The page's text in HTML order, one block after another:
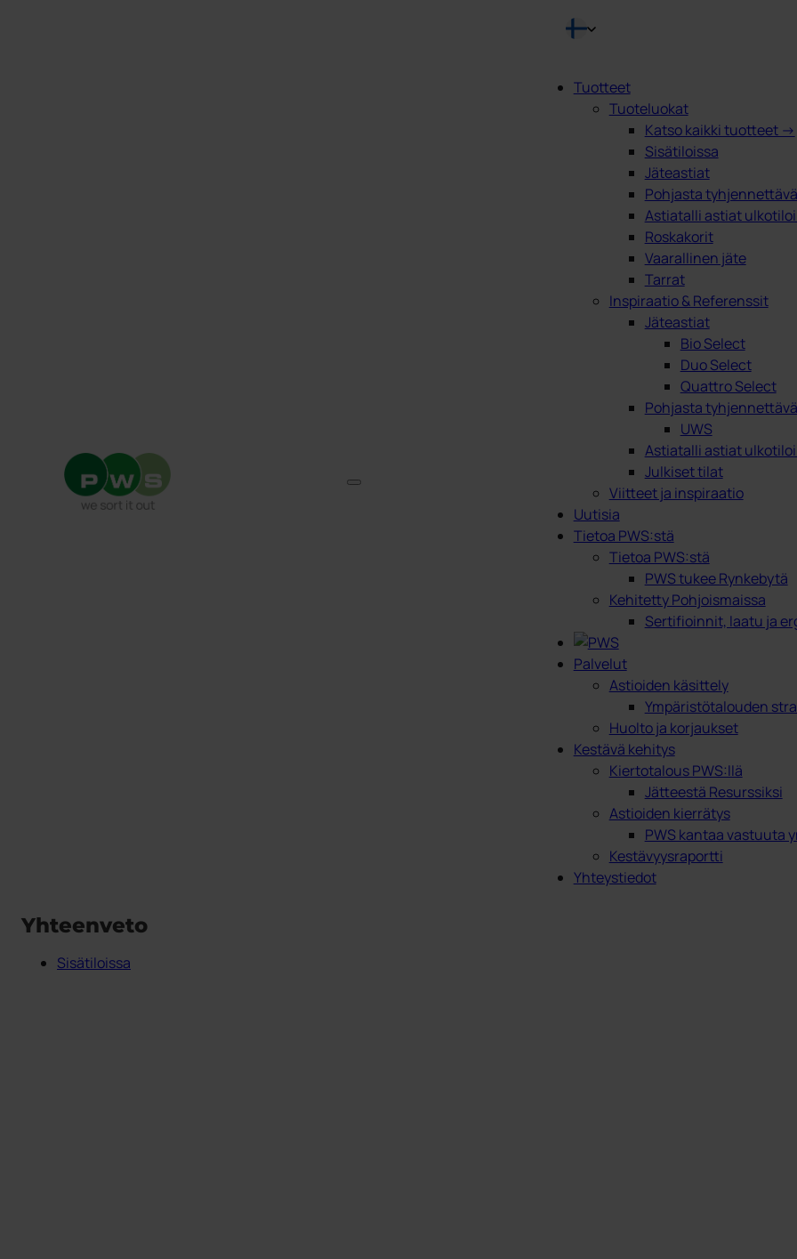
Tuotteet
Tuoteluokat
Katso kaikki tuotteet →
Sisätiloissa
Jäteastiat
Pohjasta
Astiatalli astiat
Roskakorit
Vaarallinen jäte
Tarrat
Inspiraatio & Referenssit
Jäteastiat
Bio Select
Duo Select
Quattro Select
Pohjasta
UWS
Astiatalli astiat
Julkiset tilat
Viitteet ja inspiraatio
Uutisia
Tietoa PWS:stä
Tietoa PWS:stä
PWS tukee Rynkebytä
Kehitetty Pohjoismaissa
Sertifioinnit, laatu ja
Palvelut
Astioiden käsittely
Ympäristötalouden
Huolto ja korjaukset
Kestävä kehitys
Kiertotalous PWS:llä
Jätteestä Resurssiksi
Astioiden kierrätys
PWS kantaa vastuuta
Kestävyysraportti
Yhteystiedot
Yhteenveto
Sisätiloissa